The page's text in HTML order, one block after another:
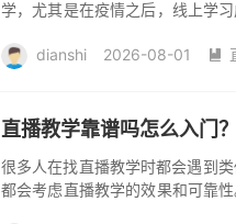
学，尤其是在疫情之后，线上学
dianshi 2026-08-01 
直播教学靠谱吗怎么入门
很多人在找直播教学时都会遇到
都会考虑直播教学的效果和可靠